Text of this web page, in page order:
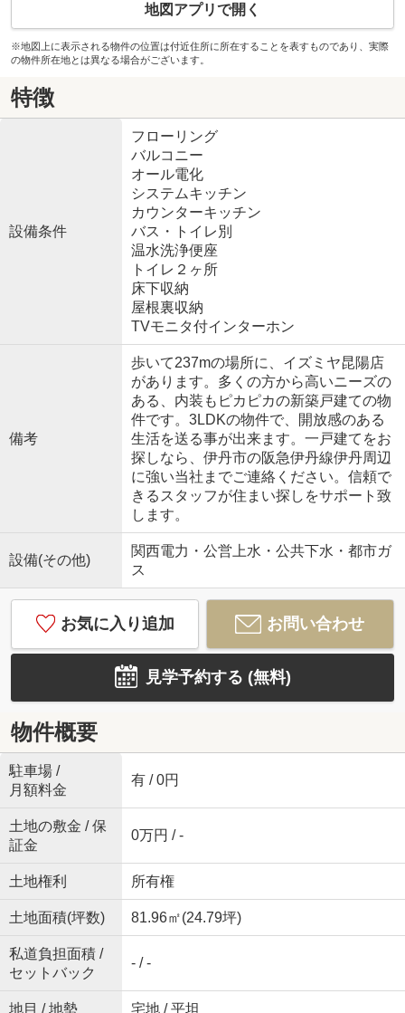
地図アプリで開く
※地図上に表示される物件の位置は付近住所に所在することを表すものであり、実際
の物件所在地とは異なる場合がございます。
特徴
設備条件
フローリング
バルコニー
オール電化
システムキッチン
カウンターキッチン
バス・トイレ別
温水洗浄便座
トイレ２ヶ所
床下収納
屋根裏収納
TVモニタ付インターホン
備考
歩いて237mの場所に、イズミヤ昆陽店
があります。多くの方から高いニーズの
ある、内装もピカピカの新築戸建ての物
件です。3LDKの物件で、開放感のある
生活を送る事が出来ます。一戸建てをお
探しなら、伊丹市の阪急伊丹線伊丹周辺
に強い当社までご連絡ください。信頼で
きるスタッフが住まい探しをサポート致
します。
設備(その他)
関西電力・公営上水・公共下水・都市ガ
ス
お気に入り追加 お問い合わせ
見学予約する (無料)
物件概要
駐車場 /
月額料金
有 / 0円
土地の敷金 / 保
証金
0万円 / -
土地権利 所有権
土地面積(坪数) 81.96㎡(24.79坪)
私道負担面積 /
セットバック
- / -
地目 / 地勢 宅地 / 平坦